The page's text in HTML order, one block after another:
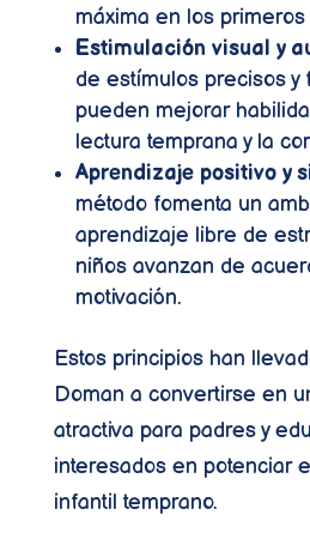
máxima en los
Estimulación visual y
de estímulos precisos y
pueden mejorar
lectura temprana y la
Aprendizaje positivo y
método fomenta un
aprendizaje libre de
niños avanzan de
motivación.
Estos principios han
Doman a convertirse en
atractiva para padres y
interesados en potenciar
infantil temprano.